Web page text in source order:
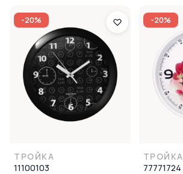
-20%
ТРОЙКА
11100103
-20%
ТРОЙКА
77771724